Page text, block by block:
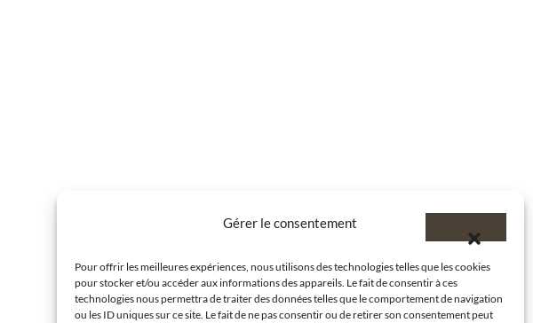
Gérer le consentement
Pour offrir les meilleures expériences, nous utilisons des technologies telles que les cookies
pour stocker et/ou accéder aux informations des appareils. Le fait de consentir à ces
technologies nous permettra de traiter des données telles que le comportement de navigation
ou les ID uniques sur ce site. Le fait de ne pas consentir ou de retirer son consentement peut